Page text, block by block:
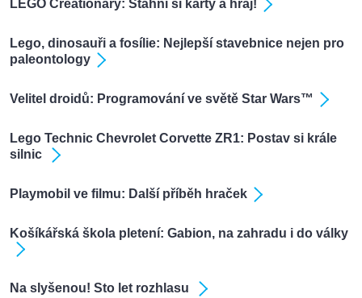
LEGO Creationary: Stáhni si karty a hraj!
Lego, dinosauři a fosílie: Nejlepší stavebnice nejen pro
paleontology
Velitel droidů: Programování ve světě Star Wars™
Lego Technic Chevrolet Corvette ZR1: Postav si krále
silnic
Playmobil ve filmu: Další příběh hraček
Košíkářská škola pletení: Gabion, na zahradu i do války
Na slyšenou! Sto let rozhlasu